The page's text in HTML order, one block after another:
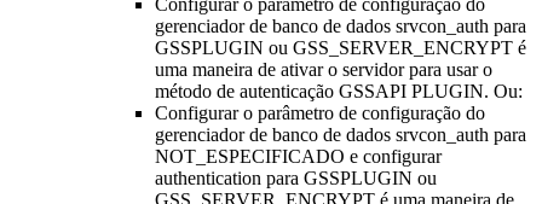
Configurar o parâmetro de configuração do
gerenciador de banco de dados srvcon_auth para
GSSPLUGIN ou GSS_SERVER_ENCRYPT é
uma maneira de ativar o servidor para usar o
método de autenticação GSSAPI PLUGIN. Ou:
Configurar o parâmetro de configuração do
gerenciador de banco de dados srvcon_auth para
NOT_ESPECIFICADO e configurar
authentication para GSSPLUGIN ou